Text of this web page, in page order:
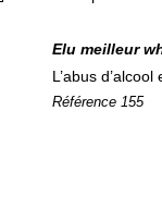
Elu meilleur
L’abus
Référence 155